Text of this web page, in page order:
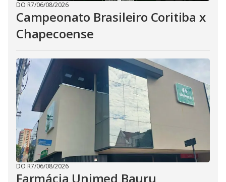
DO R7/06/08/2026
Campeonato Brasileiro Coritiba x
Chapecoense
DO R7/06/08/2026
Farmácia Unimed Bauru